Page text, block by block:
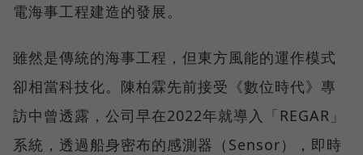
電海事工程建造的發展。
雖然是傳統的海事工程，但東方風能的運作模式
卻相當科技化。陳柏霖先前接受《數位時代》專
訪中曾透露，公司早在2022年就導入「REGAR」
系統，透過船身密布的感測器（Sensor），即時